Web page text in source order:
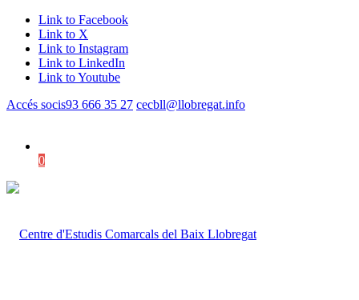
Link to Facebook
Link to X
Link to Instagram
Link to LinkedIn
Link to Youtube
Accés socis93 666 35 27 cecbll@llobregat.info
0